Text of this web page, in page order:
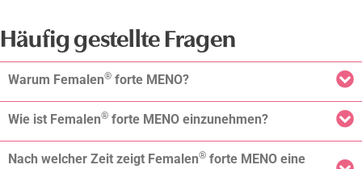
Häufig gestellte Fragen
Warum Femalen® forte MENO?
Wie ist Femalen® forte MENO einzunehmen?
Nach welcher Zeit zeigt Femalen® forte MENO eine